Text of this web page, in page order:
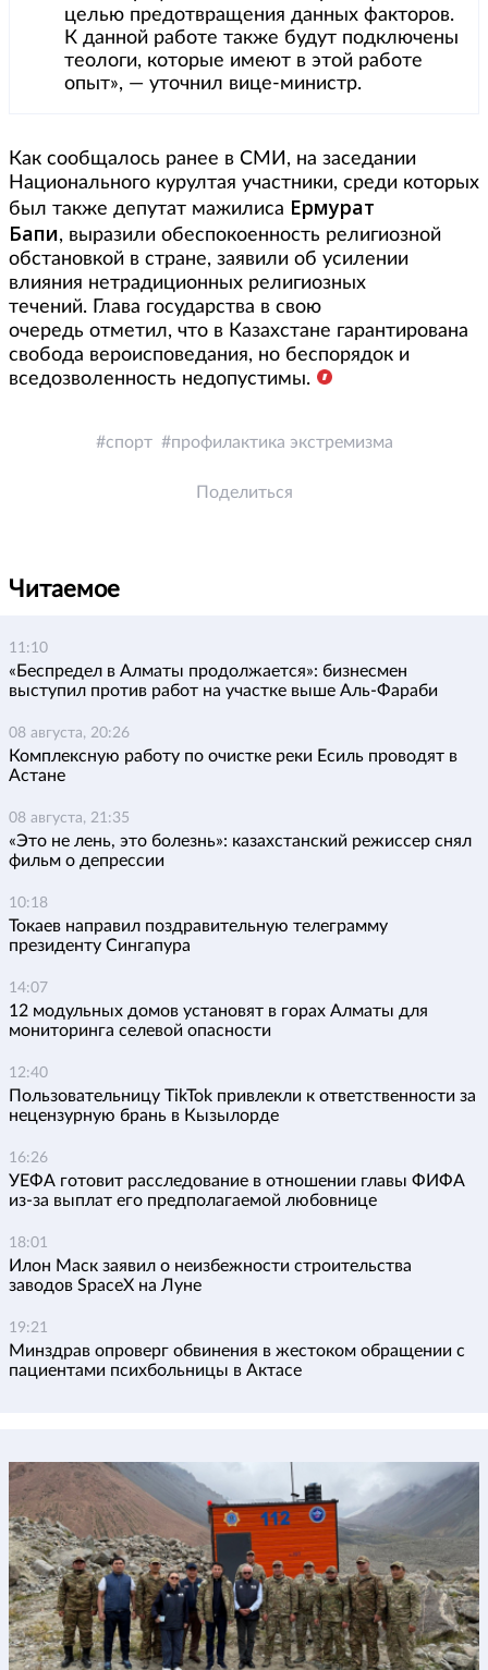
целью предотвращения данных факторов.
К данной работе также будут подключены
теологи, которые имеют в этой работе
опыт», — уточнил вице-министр.
Как сообщалось ранее в СМИ, на заседании
Национального курултая участники, среди которых
был также депутат мажилиса Ермурат
Бапи, выразили обеспокоенность религиозной
обстановкой в стране, заявили об усилении
влияния нетрадиционных религиозных
течений. Глава государства в свою
очередь отметил, что в Казахстане гарантирована
свобода вероисповедания, но беспорядок и
вседозволенность недопустимы.
спорт профилактика экстремизма
Поделиться
Читаемое
11:10
«Беспредел в Алматы продолжается»: бизнесмен
выступил против работ на участке выше Аль-Фараби
08 августа, 20:26
Комплексную работу по очистке реки Есиль проводят в
Астане
08 августа, 21:35
«Это не лень, это болезнь»: казахстанский режиссер снял
фильм о депрессии
10:18
Токаев направил поздравительную телеграмму
президенту Сингапура
14:07
12 модульных домов установят в горах Алматы для
мониторинга селевой опасности
12:40
Пользовательницу TikTok привлекли к ответственности за
нецензурную брань в Кызылорде
16:26
УЕФА готовит расследование в отношении главы ФИФА
из-за выплат его предполагаемой любовнице
18:01
Илон Маск заявил о неизбежности строительства
заводов SpaceX на Луне
19:21
Минздрав опроверг обвинения в жестоком обращении с
пациентами психбольницы в Актасе